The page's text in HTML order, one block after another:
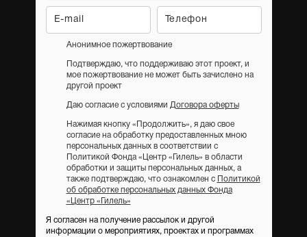
Анонимное пожертвование
Подтверждаю, что поддерживаю этот проект, и
мое пожертвование не может быть зачислено на
другой проект
Даю согласие с условиями Договора оферты
Нажимая кнопку «Продолжить», я даю свое
согласие на обработку предоставленных мною
персональных данных в соответствии с
Политикой Фонда «Центр «Гилель» в области
обработки и защиты персональных данных, а
также подтверждаю, что ознакомлен с
Политикой
об обработке персональных данных Фонда
«Центр «Гилель»
Я согласен на получение рассылок и другой
информации о мероприятиях, проектах и программах